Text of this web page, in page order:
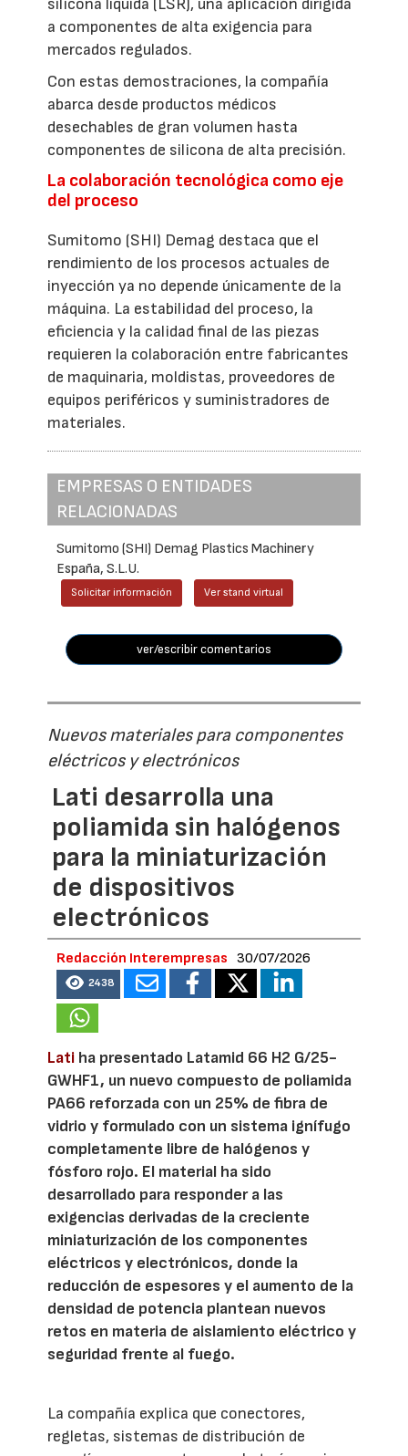
silicona líquida (LSR), una aplicación dirigida
a componentes de alta exigencia para
mercados regulados.
Con estas demostraciones, la compañía
abarca desde productos médicos
desechables de gran volumen hasta
componentes de silicona de alta precisión.
La colaboración tecnológica como eje
del proceso
Sumitomo (SHI) Demag destaca que el
rendimiento de los procesos actuales de
inyección ya no depende únicamente de la
máquina. La estabilidad del proceso, la
eficiencia y la calidad final de las piezas
requieren la colaboración entre fabricantes
de maquinaria, moldistas, proveedores de
equipos periféricos y suministradores de
materiales.
EMPRESAS O ENTIDADES
RELACIONADAS
Sumitomo (SHI) Demag Plastics Machinery
España, S.L.U.
Solicitar información Ver stand virtual
ver/escribir comentarios
Nuevos materiales para componentes
eléctricos y electrónicos
Lati desarrolla una
poliamida sin halógenos
para la miniaturización
de dispositivos
electrónicos
Redacción Interempresas 30/07/2026
2438
Lati ha presentado Latamid 66 H2 G/25-
GWHF1, un nuevo compuesto de poliamida
PA66 reforzada con un 25% de fibra de
vidrio y formulado con un sistema ignífugo
completamente libre de halógenos y
fósforo rojo. El material ha sido
desarrollado para responder a las
exigencias derivadas de la creciente
miniaturización de los componentes
eléctricos y electrónicos, donde la
reducción de espesores y el aumento de la
densidad de potencia plantean nuevos
retos en materia de aislamiento eléctrico y
seguridad frente al fuego.
La compañía explica que conectores,
regletas, sistemas de distribución de